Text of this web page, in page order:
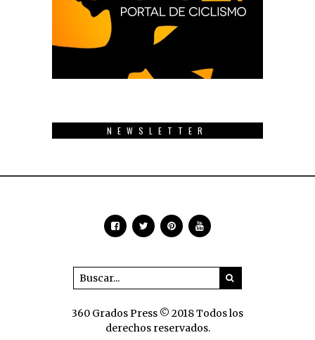
NEWSLETTER
360 Grados Press © 2018 Todos los
derechos reservados.